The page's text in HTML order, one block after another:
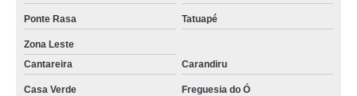
Ponte Rasa Tatuapé
Zona Leste
Cantareira
Carandiru
Casa Verde Freguesia do Ó